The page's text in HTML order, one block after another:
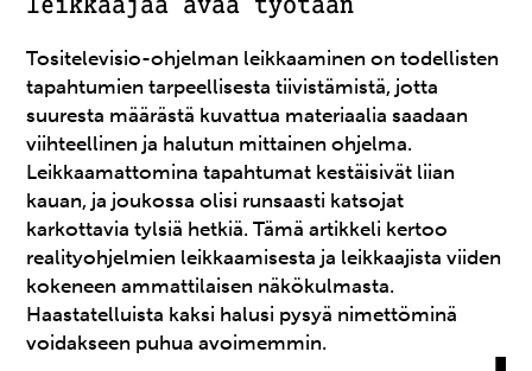
leikkaajaa avaa työtään
Tositelevisio-ohjelman leikkaaminen on todellisten
tapahtumien tarpeellisesta tiivistämistä, jotta
suuresta määrästä kuvattua materiaalia saadaan
viihteellinen ja halutun mittainen ohjelma.
Leikkaamattomina tapahtumat kestäisivät liian
kauan, ja joukossa olisi runsaasti katsojat
karkottavia tylsiä hetkiä. Tämä artikkeli kertoo
realityohjelmien leikkaamisesta ja leikkaajista viiden
kokeneen ammattilaisen näkökulmasta.
Haastatelluista kaksi halusi pysyä nimettöminä
voidakseen puhua avoimemmin.